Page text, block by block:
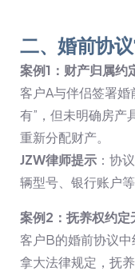
二、婚前协
案例1：财产归属约
客户A与伴侣签署
有”，但未明确房产
重新分配财产。
JZW律师提示 ：协
辆型号、银行账户
案例2：抚养权约定
客户B的婚前协议中
拿大法律规定，抚